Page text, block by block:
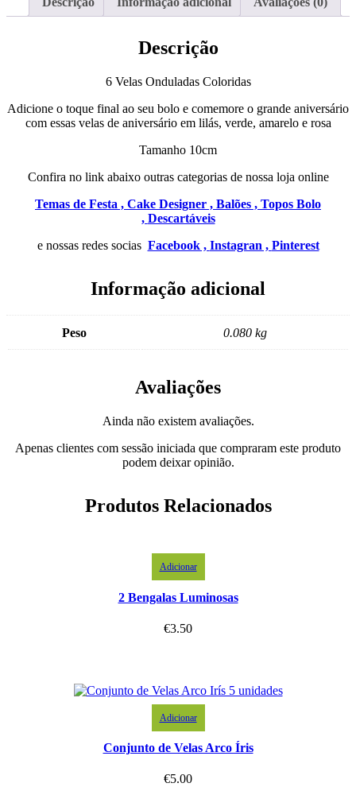
Descrição
6 Velas Onduladas Coloridas
Adicione o toque final ao seu bolo e comemore o grande aniversário
com essas velas de aniversário em lilás, verde, amarelo e rosa
Tamanho 10cm
Confira no link abaixo outras categorias de nossa loja online
Temas de Festa , Cake Designer , Balões , Topos Bolo
, Descartáveis
e nossas redes socias Facebook , Instagran , Pinterest
Informação adicional
Peso 0.080 kg
Avaliações
Ainda não existem avaliações.
Apenas clientes com sessão iniciada que compraram este produto
podem deixar opinião.
Produtos Relacionados
Adicionar
2 Bengalas Luminosas
€3.50
Adicionar
Conjunto de Velas Arco Íris
€5.00